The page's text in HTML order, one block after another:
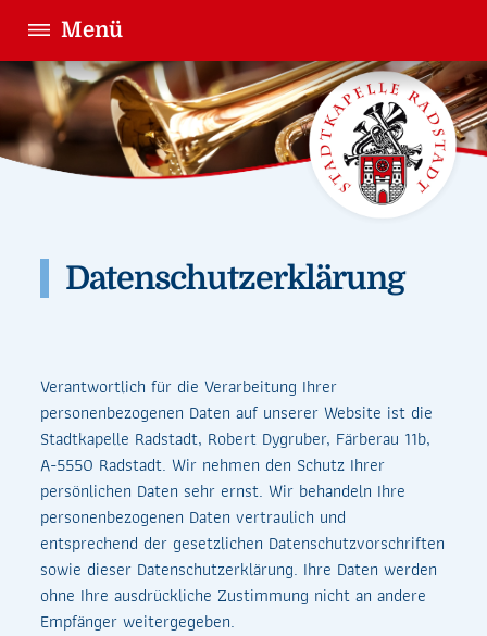
Menü
Datenschutzerklärung
Verantwortlich für die Verarbeitung Ihrer
personenbezogenen Daten auf unserer Website ist die
Stadtkapelle Radstadt, Robert Dygruber, Färberau 11b,
A-5550 Radstadt. Wir nehmen den Schutz Ihrer
persönlichen Daten sehr ernst. Wir behandeln Ihre
personenbezogenen Daten vertraulich und
entsprechend der gesetzlichen Datenschutzvorschriften
sowie dieser Datenschutzerklärung. Ihre Daten werden
ohne Ihre ausdrückliche Zustimmung nicht an andere
Empfänger weitergegeben.